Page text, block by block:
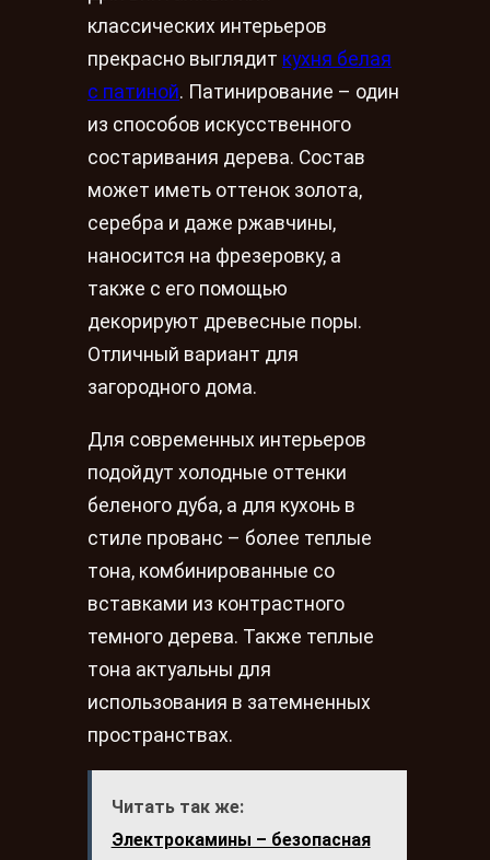
классических интерьеров
прекрасно выглядит кухня белая
с патиной. Патинирование – один
из способов искусственного
состаривания дерева. Состав
может иметь оттенок золота,
серебра и даже ржавчины,
наносится на фрезеровку, а
также с его помощью
декорируют древесные поры.
Отличный вариант для
загородного дома.
Для современных интерьеров
подойдут холодные оттенки
беленого дуба, а для кухонь в
стиле прованс – более теплые
тона, комбинированные со
вставками из контрастного
темного дерева. Также теплые
тона актуальны для
использования в затемненных
пространствах.
Читать так же:
Электрокамины – безопасная